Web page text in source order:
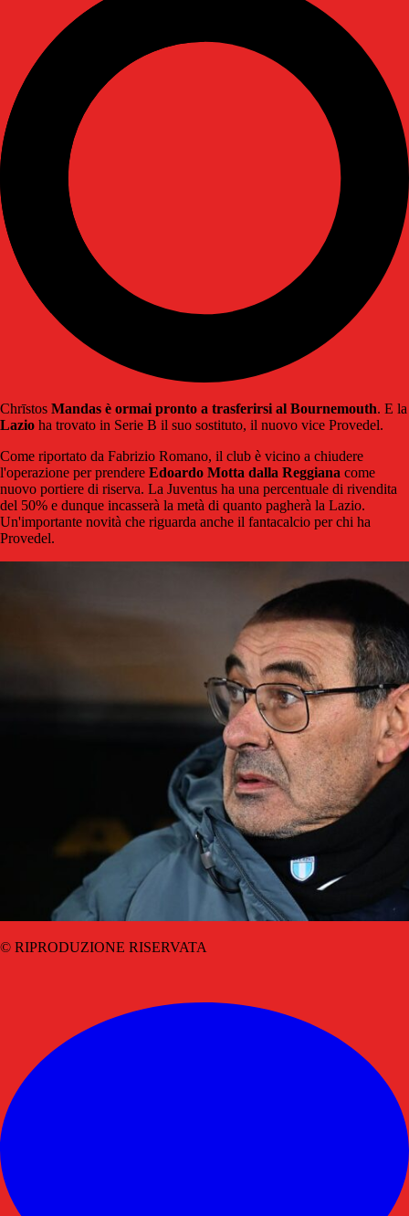
Chrīstos Mandas è ormai pronto a trasferirsi al Bournemouth. E la
Lazio ha trovato in Serie B il suo sostituto, il nuovo vice Provedel.
Come riportato da Fabrizio Romano, il club è vicino a chiudere
l'operazione per prendere Edoardo Motta dalla Reggiana come
nuovo portiere di riserva. La Juventus ha una percentuale di rivendita
del 50% e dunque incasserà la metà di quanto pagherà la Lazio.
Un'importante novità che riguarda anche il fantacalcio per chi ha
Provedel.
© RIPRODUZIONE RISERVATA